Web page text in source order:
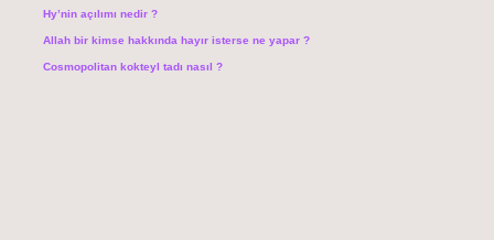
Hy’nin açılımı nedir ?
Allah bir kimse hakkında hayır isterse ne yapar ?
Cosmopolitan kokteyl tadı nasıl ?